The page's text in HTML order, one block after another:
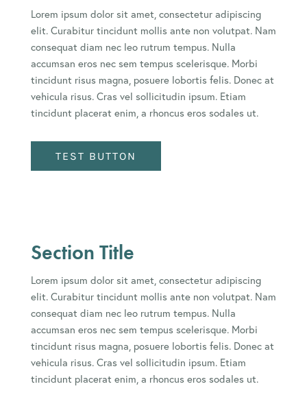
Lorem ipsum dolor sit amet, consectetur adipiscing
elit. Curabitur tincidunt mollis ante non volutpat. Nam
consequat diam nec leo rutrum tempus. Nulla
accumsan eros nec sem tempus scelerisque. Morbi
tincidunt risus magna, posuere lobortis felis. Donec at
vehicula risus. Cras vel sollicitudin ipsum. Etiam
tincidunt placerat enim, a rhoncus eros sodales ut.
TEST BUTTON
Section Title
Lorem ipsum dolor sit amet, consectetur adipiscing
elit. Curabitur tincidunt mollis ante non volutpat. Nam
consequat diam nec leo rutrum tempus. Nulla
accumsan eros nec sem tempus scelerisque. Morbi
tincidunt risus magna, posuere lobortis felis. Donec at
vehicula risus. Cras vel sollicitudin ipsum. Etiam
tincidunt placerat enim, a rhoncus eros sodales ut.